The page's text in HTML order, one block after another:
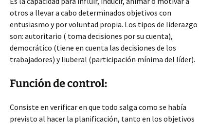
otros a llevar a cabo determinados objetivos con
entusiasmo y por voluntad propia. Los tipos de liderazgo
son: autoritario ( toma decisiones por su cuenta),
democrático (tiene en cuenta las decisiones de los
trabajadores) y liuberal (participación mínima del líder).
Función de control:
Consiste en verificar en que todo salga como se había
previsto al hacer la planificación, tanto en los objetivos